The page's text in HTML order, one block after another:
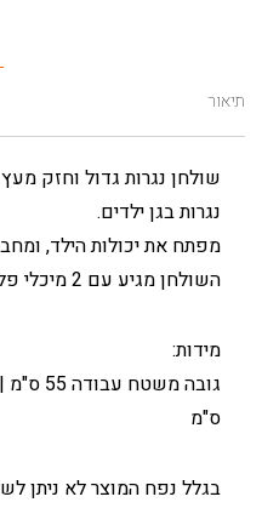
תיאור
שולחן נגרות גדול וחזק
נגרות בגן ילדים.
מפתח את יכולות הילד,
השולחן מגיע עם 2 מיכלי פלסטיק בצבעים שונים.
מידות:
ס"מ
בגלל נפח המוצר לא ניתן